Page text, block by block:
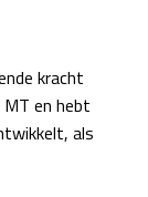
kracht
en hebt
als